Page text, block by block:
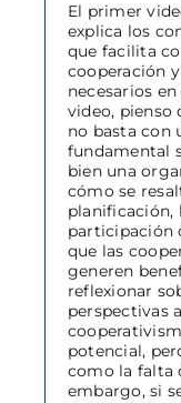
El primer
explica los
que facilita
cooperación
necesarios
video, pienso
no basta con
fundamental
bien una
cómo se
planificación,
participación
que las
generen
reflexionar
perspectivas
potencial,
como la falta
embargo, si